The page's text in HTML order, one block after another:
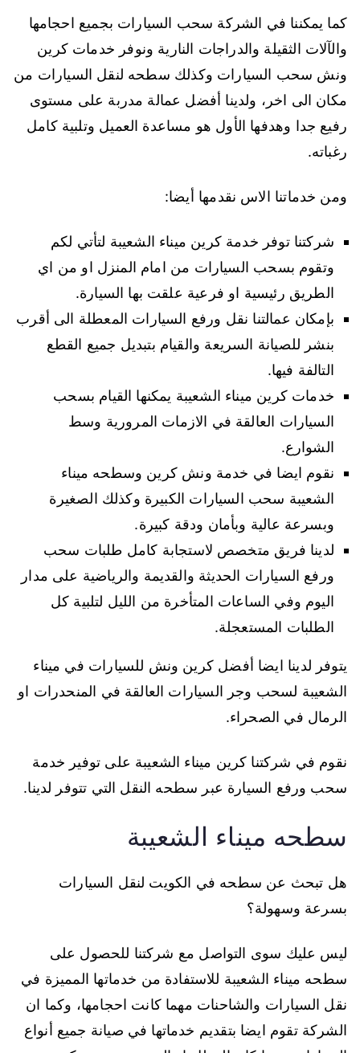
كما يمكننا في الشركة سحب السيارات بجميع احجامها
والآلات الثقيلة والدراجات النارية ونوفر خدمات كرين
ونش سحب السيارات وكذلك سطحه لنقل السيارات من
مكان الى اخر، ولدينا أفضل عمالة مدربة على مستوى
رفيع جدا وهدفها الأول هو مساعدة العميل وتلبية كامل
رغباته.
ومن خدماتنا الاس نقدمها أيضا:
شركتنا توفر خدمة كرين ميناء الشعيبة لتأتي لكم
وتقوم بسحب السيارات من امام المنزل او من اي
الطريق رئيسية او فرعية علقت بها السيارة.
بإمكان عمالتنا نقل ورفع السيارات المعطلة الى أقرب
بنشر للصيانة السريعة والقيام بتبديل جميع القطع
التالفة فيها.
خدمات كرين ميناء الشعيبة يمكنها القيام بسحب
السيارات العالقة في الازمات المرورية وسط
الشوارع.
نقوم ايضا في خدمة ونش كرين وسطحه ميناء
الشعيبة سحب السيارات الكبيرة وكذلك الصغيرة
وبسرعة عالية وبأمان ودقة كبيرة.
لدينا فريق متخصص لاستجابة كامل طلبات سحب
ورفع السيارات الحديثة والقديمة والرياضية على مدار
اليوم وفي الساعات المتأخرة من الليل لتلبية كل
الطلبات المستعجلة.
يتوفر لدينا ايضا أفضل كرين ونش للسيارات في ميناء
الشعيبة لسحب وجر السيارات العالقة في المنحدرات او
الرمال في الصحراء.
نقوم في شركتنا كرين ميناء الشعيبة على توفير خدمة
سحب ورفع السيارة عبر سطحه النقل التي تتوفر لدينا.
سطحه ميناء الشعيبة
هل تبحث عن سطحه في الكويت لنقل السيارات
بسرعة وسهولة؟
ليس عليك سوى التواصل مع شركتنا للحصول على
سطحه ميناء الشعيبة للاستفادة من خدماتها المميزة في
نقل السيارات والشاحنات مهما كانت احجامها، وكما ان
الشركة تقوم ايضا بتقديم خدماتها في صيانة جميع أنواع